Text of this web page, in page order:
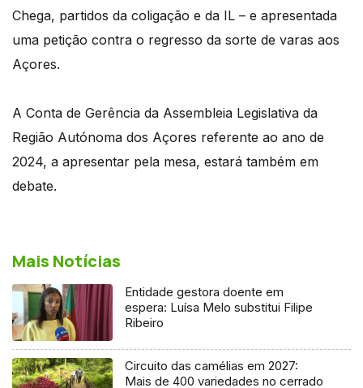
Chega, partidos da coligação e da IL – e apresentada
uma petição contra o regresso da sorte de varas aos
Açores.
A Conta de Gerência da Assembleia Legislativa da
Região Autónoma dos Açores referente ao ano de
2024, a apresentar pela mesa, estará também em
debate.
Mais Notícias
Entidade gestora doente em
espera: Luísa Melo substitui Filipe
Ribeiro
Circuito das camélias em 2027:
Mais de 400 variedades no cerrado